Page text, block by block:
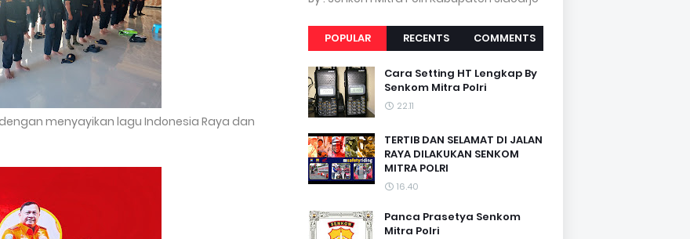
menyayikan lagu Indonesia Raya dan
POPULAR RECENTS COMMENTS
Cara Setting HT Lengkap By
Senkom Mitra Polri
22.11
TERTIB DAN SELAMAT DI JALAN
RAYA DILAKUKAN SENKOM
MITRA POLRI
16.40
Panca Prasetya Senkom
Mitra Polri